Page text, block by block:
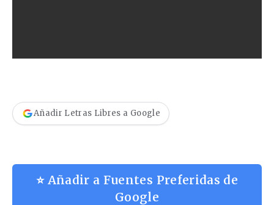
Añadir Letras Libres a Google
⭐ Añadir a Fuentes Preferidas de
Google